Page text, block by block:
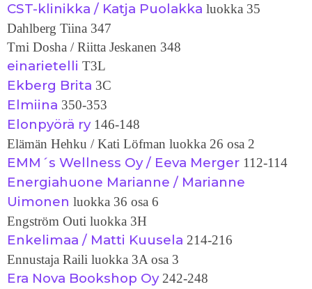
CST-klinikka / Katja Puolakka luokka 35
Dahlberg Tiina 347
Tmi Dosha / Riitta Jeskanen 348
einarietelli T3L
Ekberg Brita 3C
Elmiina 350-353
Elonpyörä ry146-148
Elämän Hehku / Kati Löfman luokka 26 osa 2
EMM´s Wellness Oy / Eeva Merger 112-114
Energiahuone Marianne / Marianne
Uimonen luokka 36 osa 6
Engström Outi luokka 3H
Enkelimaa / Matti Kuusela 214-216
Ennustaja Raili luokka 3A osa 3
Era Nova Bookshop Oy242-248